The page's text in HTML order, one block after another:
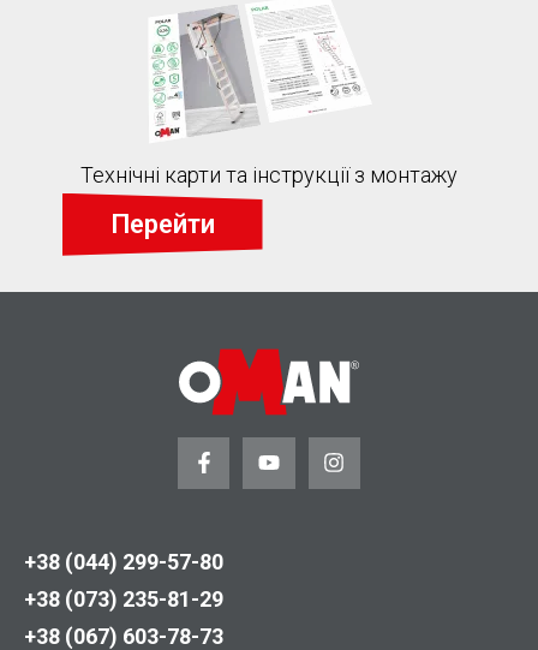
Технічні карти та інструкції з монтажу
Перейти
+38 (044) 299-57-80
+38 (073) 235-81-29
+38 (067) 603-78-73